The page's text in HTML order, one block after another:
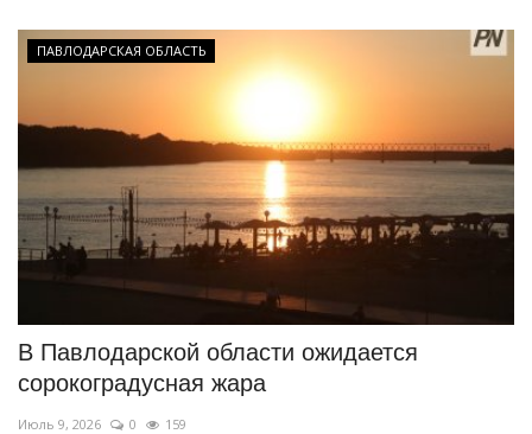
ПАВЛОДАРСКАЯ ОБЛАСТЬ
В Павлодарской области ожидается
сорокоградусная жара
Июль 9, 2026 0 159